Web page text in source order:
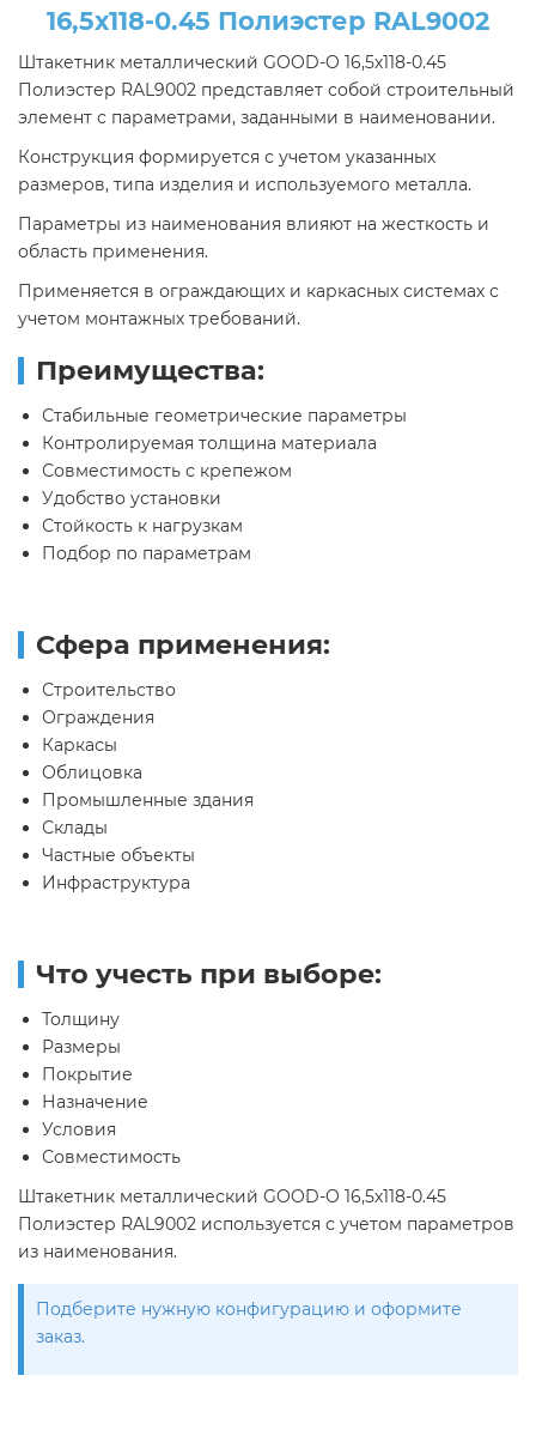
16,5х118-0.45 Полиэстер RAL9002
Штакетник металлический GOOD-O 16,5х118-0.45
Полиэстер RAL9002 представляет собой строительный
элемент с параметрами, заданными в наименовании.
Конструкция формируется с учетом указанных
размеров, типа изделия и используемого металла.
Параметры из наименования влияют на жесткость и
область применения.
Применяется в ограждающих и каркасных системах с
учетом монтажных требований.
Преимущества:
Стабильные геометрические параметры
Контролируемая толщина материала
Совместимость с крепежом
Удобство установки
Стойкость к нагрузкам
Подбор по параметрам
Сфера применения:
Строительство
Ограждения
Каркасы
Облицовка
Промышленные здания
Склады
Частные объекты
Инфраструктура
Что учесть при выборе:
Толщину
Размеры
Покрытие
Назначение
Условия
Совместимость
Штакетник металлический GOOD-O 16,5х118-0.45
Полиэстер RAL9002 используется с учетом параметров
из наименования.
Подберите нужную конфигурацию и оформите
заказ.